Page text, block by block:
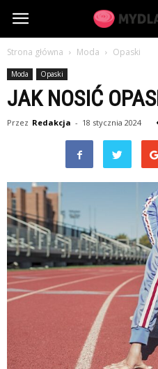
MydlanyRaj.pl
Strona główna Moda Opaski
Moda Opaski
JAK NOSIĆ
Przez Redakcja - 18 stycznia 2024